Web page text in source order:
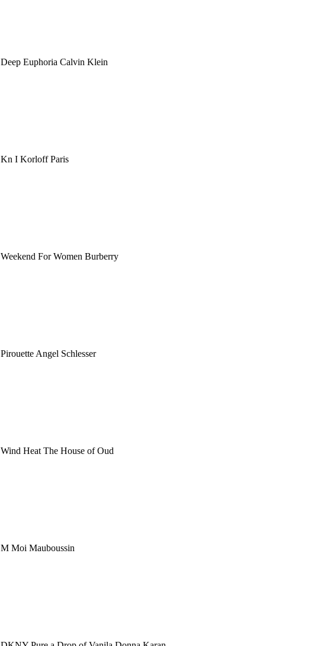
Deep Euphoria Calvin Klein
Kn I Korloff Paris
Weekend For Women Burberry
Pirouette Angel Schlesser
Wind Heat The House of Oud
M Moi Mauboussin